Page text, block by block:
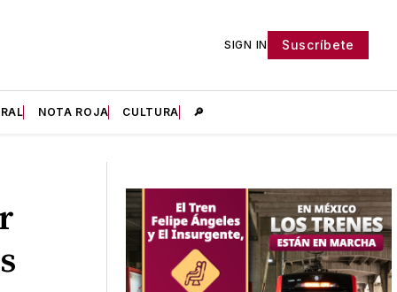
SIGN IN Suscríbete
NOTA ROJA CULTURA 🔎